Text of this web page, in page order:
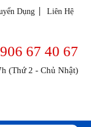
Dụng Liên Hệ
67 40 67
(Thứ 2 - Chủ Nhật)